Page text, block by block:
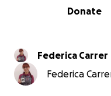
0% complete
Donate
Federica Carrer
Federica